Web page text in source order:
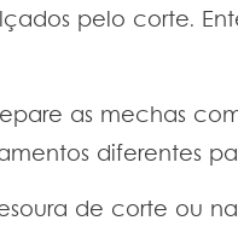
pelo corte.
as mechas
diferentes
de corte ou